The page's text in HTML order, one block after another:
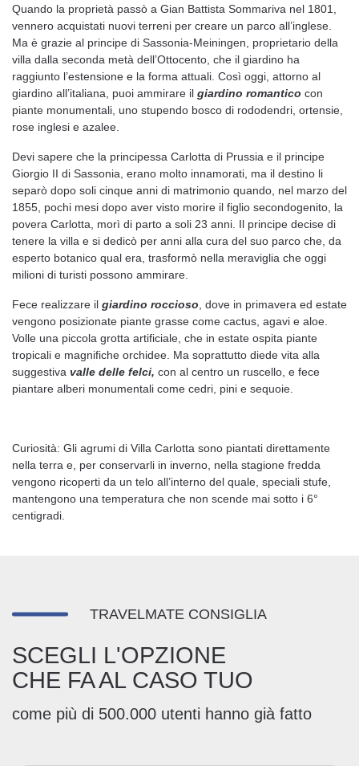
Quando la proprietà passò a Gian Battista Sommariva nel 1801,
vennero acquistati nuovi terreni per creare un parco all’inglese.
Ma è grazie al principe di Sassonia-Meiningen, proprietario della
villa dalla seconda metà dell’Ottocento, che il giardino ha
raggiunto l’estensione e la forma attuali. Così oggi, attorno al
giardino all’italiana, puoi ammirare il giardino romantico con
piante monumentali, uno stupendo bosco di rododendri, ortensie,
rose inglesi e azalee.
Devi sapere che la principessa Carlotta di Prussia e il principe
Giorgio II di Sassonia, erano molto innamorati, ma il destino li
separò dopo soli cinque anni di matrimonio quando, nel marzo del
1855, pochi mesi dopo aver visto morire il figlio secondogenito, la
povera Carlotta, morì di parto a soli 23 anni. Il principe decise di
tenere la villa e si dedicò per anni alla cura del suo parco che, da
esperto botanico qual era, trasformò nella meraviglia che oggi
milioni di turisti possono ammirare.
Fece realizzare il giardino roccioso , dove in primavera ed estate
vengono posizionate piante grasse come cactus, agavi e aloe.
Volle una piccola grotta artificiale, che in estate ospita piante
tropicali e magnifiche orchidee. Ma soprattutto diede vita alla
suggestiva valle delle felci, con al centro un ruscello, e fece
piantare alberi monumentali come cedri, pini e sequoie.
Curiosità: Gli agrumi di Villa Carlotta sono piantati direttamente
nella terra e, per conservarli in inverno, nella stagione fredda
vengono ricoperti da un telo all’interno del quale, speciali stufe,
mantengono una temperatura che non scende mai sotto i 6°
centigradi.
TRAVELMATE CONSIGLIA
SCEGLI L'OPZIONE
CHE FA AL CASO TUO
come più di 500.000 utenti hanno già fatto